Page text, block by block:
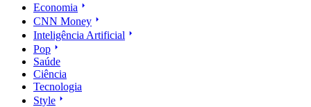
Economia
CNN Money
Inteligência Artificial
Pop
Saúde
Ciência
Tecnologia
Style